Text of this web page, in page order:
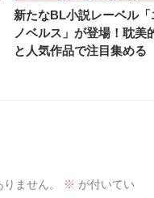
新たなBL小説レーベル「
ノベルス」が登場！耽美
と人気作品で注目集める
ません。 ※ が付いてい